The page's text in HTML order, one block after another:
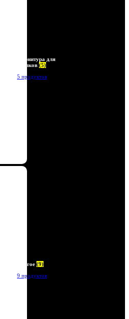
Фурнитура для
брелков (5)
5 продуктов
Другое (9)
9 продуктов